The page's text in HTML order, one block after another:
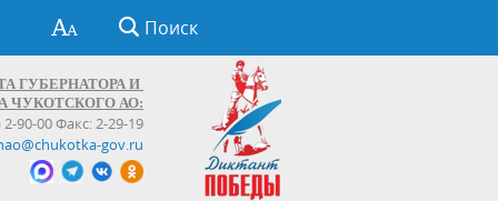
Поиск
ГУБЕРНАТОРА И
ЧУКОТСКОГО АО:
2-90-00 Факс: 2-29-19
gov.ru